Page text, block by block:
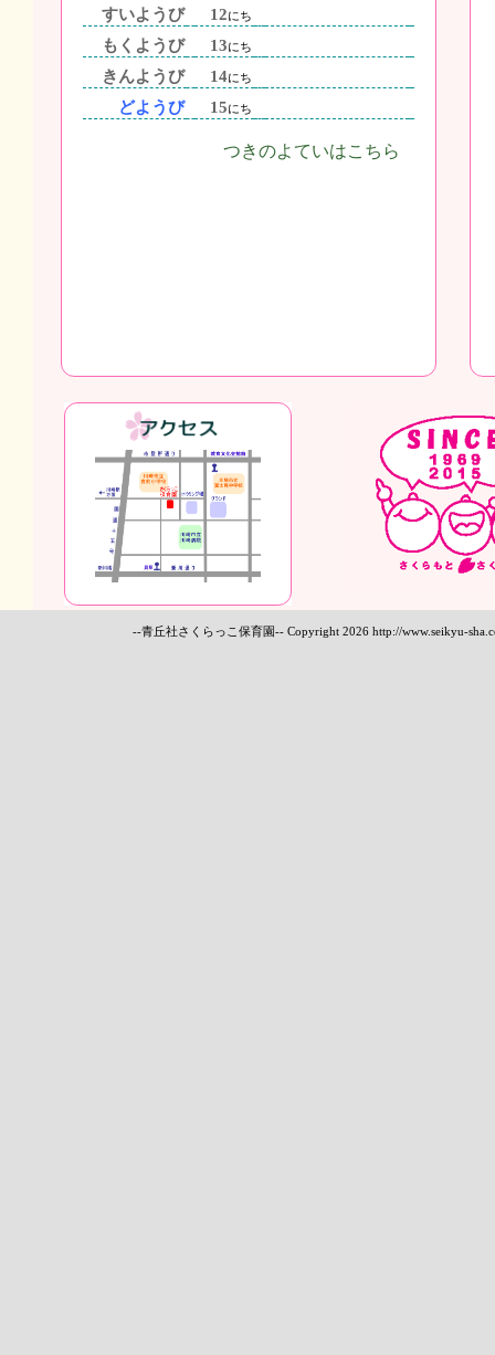
すいようび
12にち
もくようび 13にち
きんようび 14にち
どようび 15にち
つきのよていはこちら
--青丘社さくらっこ保育園-- Copyright 2026 http://www.seikyu-